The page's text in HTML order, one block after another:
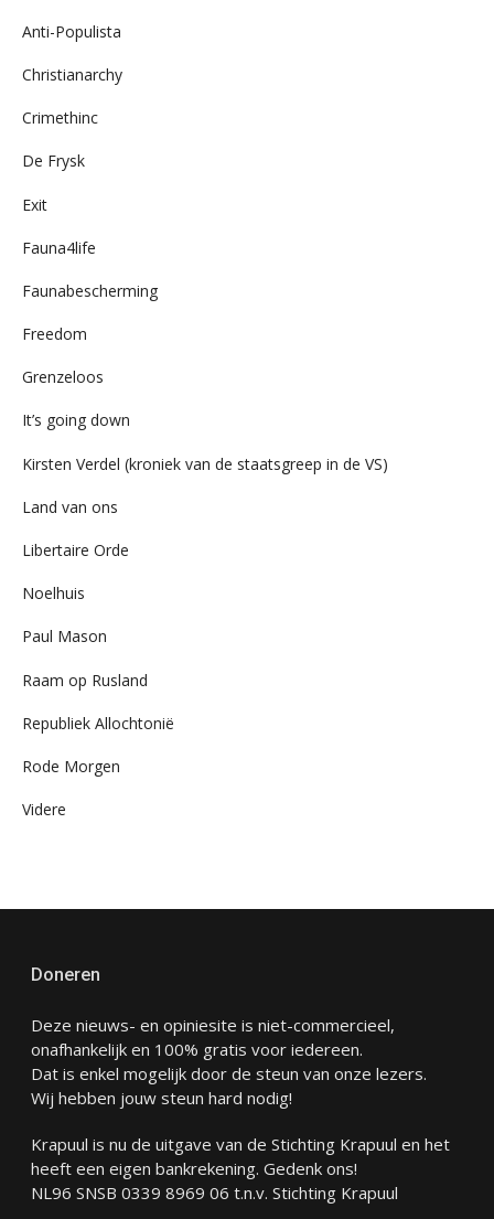
Anti-Populista
Christianarchy
Crimethinc
De Frysk
Exit
Fauna4life
Faunabescherming
Freedom
Grenzeloos
It’s going down
Kirsten Verdel (kroniek van de staatsgreep in de VS)
Land van ons
Libertaire Orde
Noelhuis
Paul Mason
Raam op Rusland
Republiek Allochtonië
Rode Morgen
Videre
Doneren
Deze nieuws- en opiniesite is niet-commercieel,
onafhankelijk en 100% gratis voor iedereen.
Dat is enkel mogelijk door de steun van onze lezers.
Wij hebben jouw steun hard nodig!
Krapuul is nu de uitgave van de Stichting Krapuul en het
heeft een eigen bankrekening. Gedenk ons!
NL96 SNSB 0339 8969 06 t.n.v. Stichting Krapuul